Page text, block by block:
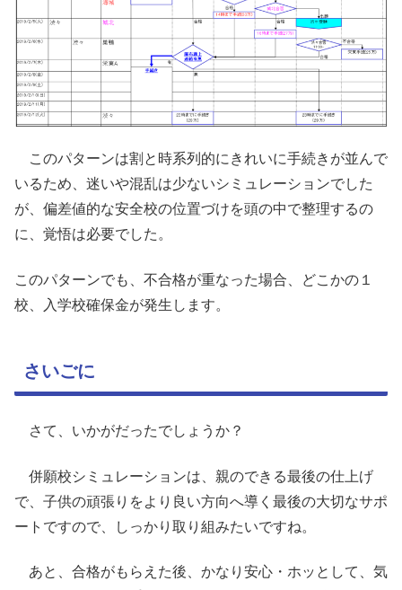
このパターンは割と時系列的にきれいに手続きが並んで
いるため、迷いや混乱は少ないシミュレーションでした
が、偏差値的な安全校の位置づけを頭の中で整理するの
に、覚悟は必要でした。
このパターンでも、不合格が重なった場合、どこかの１
校、入学校確保金が発生します。
さいごに
さて、いかがだったでしょうか？
併願校シミュレーションは、親のできる最後の仕上げ
で、子供の頑張りをより良い方向へ導く最後の大切なサポ
ートですので、しっかり取り組みたいですね。
あと、合格がもらえた後、かなり安心・ホッとして、気